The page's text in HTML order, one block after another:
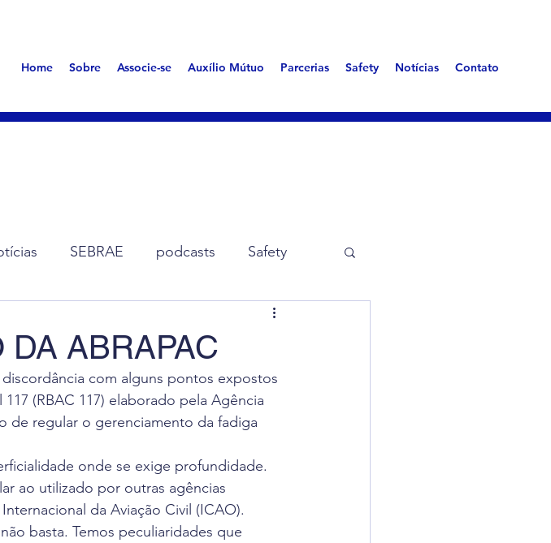
Home Sobre Associe-se Auxílio Mútuo Parcerias Safety Notícias Contato
SEBRAE podcasts Safety
Síndrome Aerotóxica
Deck Benefícios Fadigômetro
DA ABRAPAC
com alguns pontos expostos
(RBAC 117) elaborado pela Agência
de regular o gerenciamento da fadiga
onde se exige profundidade.
ao utilizado por outras agências
da Aviação Civil (ICAO).
basta. Temos peculiaridades que